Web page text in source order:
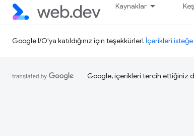
Kaynaklar
Google I/O'ya katıldığınız için teşekkürler! İçerikleri
Google, içerikleri tercih ettiğiniz